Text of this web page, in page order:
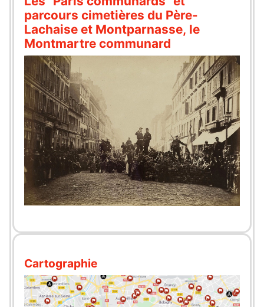
parcours cimetières du Père-
Lachaise et Montparnasse, le
Montmartre communard
Cartographie